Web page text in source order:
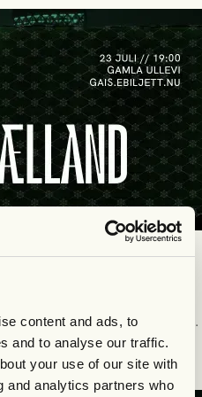
content and ads, to
and to analyse our traffic.
your use of our site with
and analytics partners who
& Lasse Ekström
23/7
hemma mot FC
avspark kl 19.00! Fredrik
ut följande trupp till